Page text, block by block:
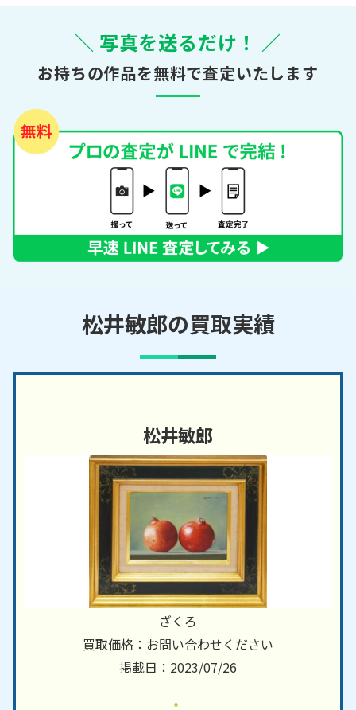
＼ 写真を送るだけ！ ／
お持ちの作品を無料で査定いたします
松井敏郎の買取実績
松井敏郎
ざくろ
買取価格：お問い合わせください
掲載日：2023/07/26